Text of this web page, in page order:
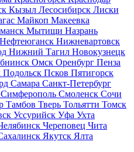
Кызыл Лесосибирск Лиски
Майкоп Макеевка
Мытищи Назрань
Нефтеюганск Нижневартовск
Нижний Тагил Новокузнецк
Омск Оренбург Пенза
Подольск Псков Пятигорск
Самара Санкт-Петербург
Симферополь Смоленск Сочи
Тамбов Тверь Тольятти Томск
Уссурийск Уфа Ухта
Череповец Чита
Якутск Ялта